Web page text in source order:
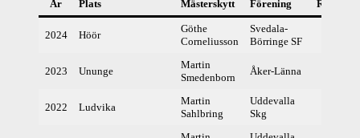
År Plats Mästerskytt Förening Resultat
2024 Höör
Göthe
Corneliusson
Svedala-
Börringe SF
2023 Ununge
Martin
Smedenborn
Åker-Länna
2022 Ludvika
Martin
Sahlbring
Uddevalla
Skg